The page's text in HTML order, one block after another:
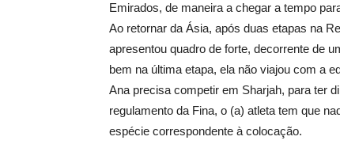
Emirados, de maneira a chegar a tempo
Ao retornar da Ásia, após duas etapas na
apresentou quadro de forte, decorrente de
bem na última etapa, ela não viajou com a
Ana precisa competir em Sharjah, para ter
regulamento da Fina, o (a) atleta tem que
espécie correspondente à colocação.